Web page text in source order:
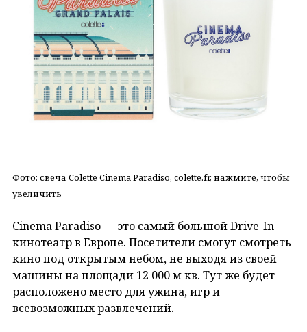
Фото: свеча Colette Cinema Paradiso, colette.fr, нажмите, чтобы
увеличить
Cinema Paradiso — это самый большой Drive-In
кинотеатр в Европе. Посетители смогут смотреть
кино под открытым небом, не выходя из своей
машины на площади 12 000 м кв. Тут же будет
расположено место для ужина, игр и
всевозможных развлечений.